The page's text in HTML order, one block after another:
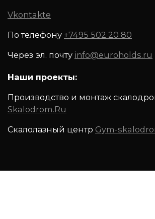
Vkontakte
По телефону +7495 502 20 80
Через эл. почту info@euroholds.ru
Наши проекты:
Производство и монтаж
Skalodrom.Ru
Скалолазный центр Gym-